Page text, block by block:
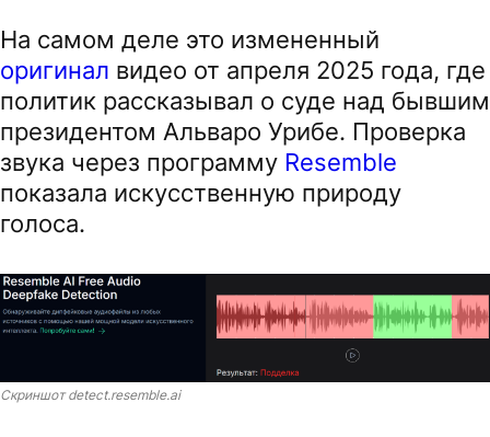
На самом деле это измененный
оригинал видео от апреля 2025 года, где
политик рассказывал о суде над бывшим
президентом Альваро Урибе. Проверка
звука через программу Resemble
показала искусственную природу
голоса.
Скриншот detect.resemble.ai